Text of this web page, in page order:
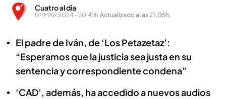
Cuatro al día
04 MAR 2024 - 20:45h. Actualizado a las 21:05h.
El padre de Iván, de ‘Los Petazetaz’:
“Esperamos que la justicia sea justa en su
sentencia y correspondiente condena”
‘CAD’, además, ha accedido a nuevos audios